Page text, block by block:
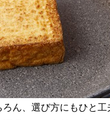
ん、選び方にもひと